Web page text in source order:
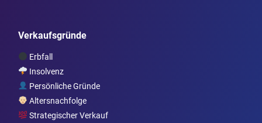
Verkaufsgründe
Erbfall
Insolvenz
Persönliche Gründe
Altersnachfolge
Strategischer Verkauf